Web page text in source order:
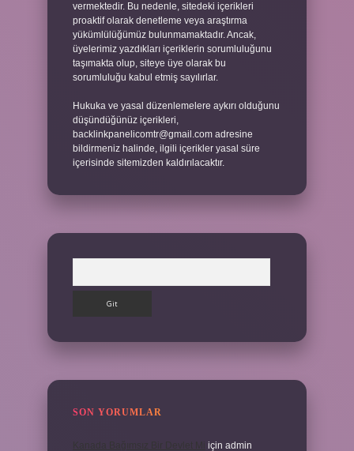
vermektedir. Bu nedenle, sitedeki içerikleri
proaktif olarak denetleme veya araştırma
yükümlülüğümüz bulunmamaktadır. Ancak,
üyelerimiz yazdıkları içeriklerin sorumluluğunu
taşımakta olup, siteye üye olarak bu
sorumluluğu kabul etmiş sayılırlar.
Hukuka ve yasal düzenlemelere aykırı olduğunu
düşündüğünüz içerikleri,
backlinkpanelicomtr@gmail.com adresine
bildirmeniz halinde, ilgili içerikler yasal süre
içerisinde sitemizden kaldırılacaktır.
SON YORUMLAR
için admin